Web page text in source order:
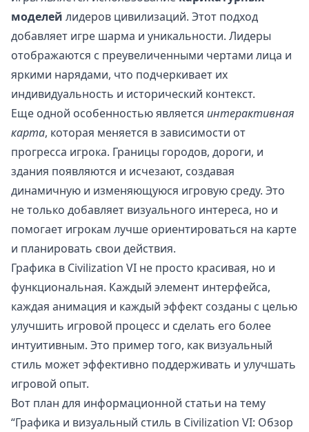
моделей лидеров цивилизаций. Этот подход
добавляет игре шарма и уникальности. Лидеры
отображаются с преувеличенными чертами лица и
яркими нарядами, что подчеркивает их
индивидуальность и исторический контекст.
Еще одной особенностью является интерактивная
карта, которая меняется в зависимости от
прогресса игрока. Границы городов, дороги, и
здания появляются и исчезают, создавая
динамичную и изменяющуюся игровую среду. Это
не только добавляет визуального интереса, но и
помогает игрокам лучше ориентироваться на карте
и планировать свои действия.
Графика в Civilization VI не просто красивая, но и
функциональная. Каждый элемент интерфейса,
каждая анимация и каждый эффект созданы с целью
улучшить игровой процесс и сделать его более
интуитивным. Это пример того, как визуальный
стиль может эффективно поддерживать и улучшать
игровой опыт.
Вот план для информационной статьи на тему
“Графика и визуальный стиль в Civilization VI: Обзор